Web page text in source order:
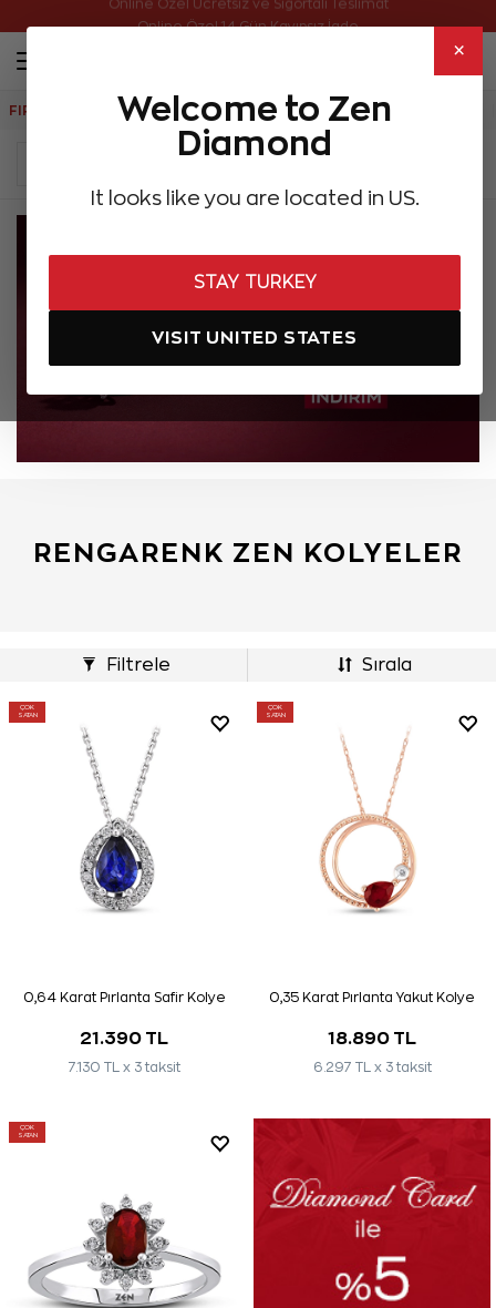
×
Welcome to Zen
Diamond
It looks like you are located in US.
STAY TURKEY
VISIT UNITED STATES
Online Özel Ücretsiz ve Sigortalı Teslimat
FIRSATLAR Aynı Gün Kargo Çok Satanlar Hediye Önerileri
RENGARENK ZEN KOLYELER
Filtrele Sırala
ÇOK
SATAN
0,64 Karat Pırlanta Safir Kolye
21.390 TL
7.130 TL x 3 taksit
ÇOK
SATAN
0,35 Karat Pırlanta Yakut Kolye
18.890 TL
6.297 TL x 3 taksit
ÇOK
SATAN